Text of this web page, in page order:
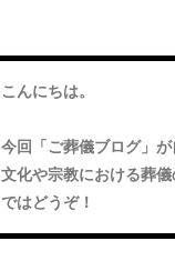
こんにちは。
今回「 ご葬儀ブログ」が
文化や宗教における葬
ではどうぞ！